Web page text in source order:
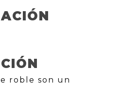
roble son un